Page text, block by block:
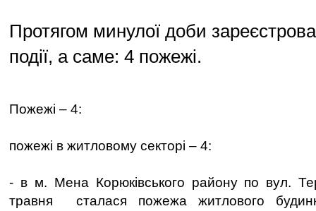
Протягом минулої доби
події, а саме: 4 пожежі.
Пожежі – 4:
пожежі в житловому секторі – 4:
- в м. Мена Корюківського району по вул.
травня сталася пожежа житлового